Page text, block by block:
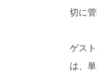
切に
ゲス
は、